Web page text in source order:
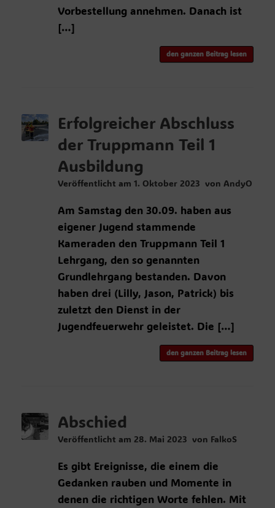
Vorbestellung annehmen. Danach ist
[…]
den ganzen Beitrag lesen
Erfolgreicher Abschluss
der Truppmann Teil 1
Ausbildung
Veröffentlicht am 1. Oktober 2023 von AndyO
Am Samstag den 30.09. haben aus
eigener Jugend stammende
Kameraden den Truppmann Teil 1
Lehrgang, den so genannten
Grundlehrgang bestanden. Davon
haben drei (Lilly, Jason, Patrick) bis
zuletzt den Dienst in der
Jugendfeuerwehr geleistet. Die […]
den ganzen Beitrag lesen
Abschied
Veröffentlicht am 28. Mai 2023 von FalkoS
Es gibt Ereignisse, die einem die
Gedanken rauben und Momente in
denen die richtigen Worte fehlen. Mit